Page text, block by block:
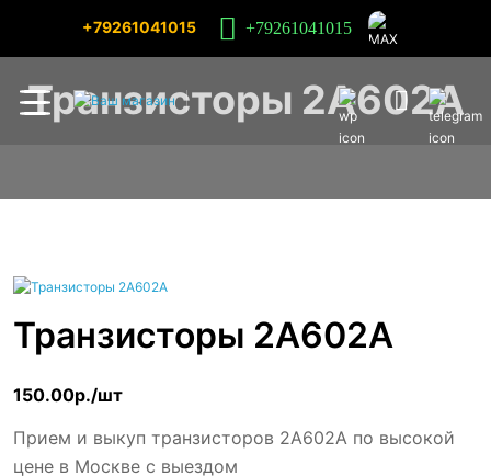
+79261041015 +79261041015
Транзисторы 2А602А
Транзисторы 2А602А
150.00р./шт
Прием и выкуп транзисторов 2А602А по высокой
цене в Москве с выездом